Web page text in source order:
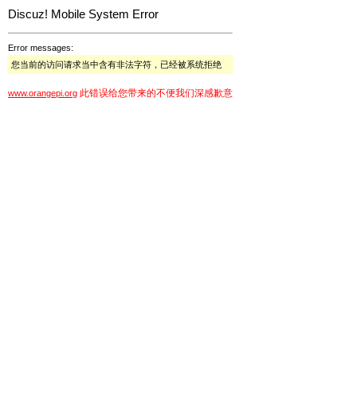
Discuz! Mobile System Error
Error messages:
您当前的访问请求当中含有非法字符，已经被系统拒绝
www.orangepi.org 此错误给您带来的不便我们深感歉意